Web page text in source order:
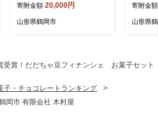
寄附金額 20,000円
山形県鶴岡市
産 株式
ム | 米
美味し
寄附金額
山形県
受賞！だだちゃ豆フィナンシェ お菓子セッ
子・チョコレートランキング
市 有限会社 木村屋